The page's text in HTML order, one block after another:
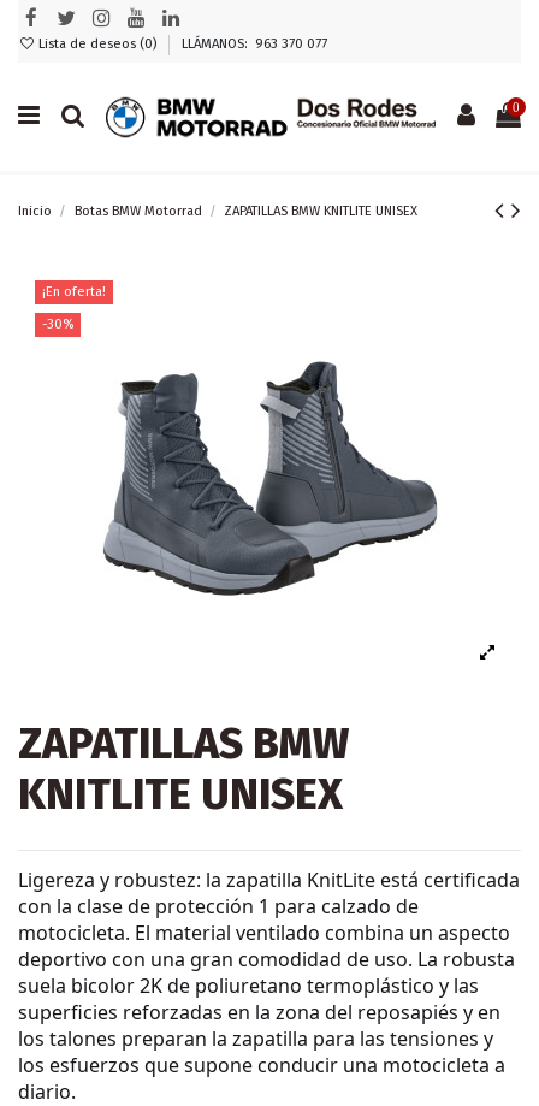
Lista de deseos (0) LLÁMANOS: 963 370 077
0
Inicio Botas BMW Motorrad ZAPATILLAS BMW KNITLITE UNISEX
¡En oferta!
-30%
ZAPATILLAS BMW
KNITLITE UNISEX
Ligereza y robustez: la zapatilla KnitLite está certificada
con la clase de protección 1 para calzado de
motocicleta. El material ventilado combina un aspecto
deportivo con una gran comodidad de uso. La robusta
suela bicolor 2K de poliuretano termoplástico y las
superficies reforzadas en la zona del reposapiés y en
los talones preparan la zapatilla para las tensiones y
los esfuerzos que supone conducir una motocicleta a
diario.